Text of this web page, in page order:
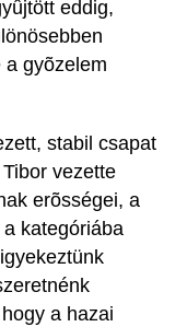
eddig,
gyõzelem
stabil csapat
vezette
erõsségei, a
kategóriába
a hazai